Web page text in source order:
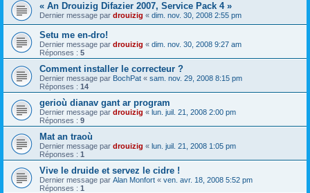
« An Drouizig Difazier 2007, Service Pack 4 »
Dernier message par drouizig « dim. nov. 30, 2008 2:55 pm
Setu me en-dro!
Dernier message par drouizig « dim. nov. 30, 2008 9:27 am
Réponses : 5
Comment installer le correcteur ?
Dernier message par BochPat « sam. nov. 29, 2008 8:15 pm
Réponses : 14
gerioù dianav gant ar program
Dernier message par drouizig « lun. juil. 21, 2008 2:00 pm
Réponses : 9
Mat an traoù
Dernier message par drouizig « lun. juil. 21, 2008 1:05 pm
Réponses : 1
Vive le druide et servez le cidre !
Dernier message par Alan Monfort « ven. avr. 18, 2008 5:52 pm
Réponses : 1